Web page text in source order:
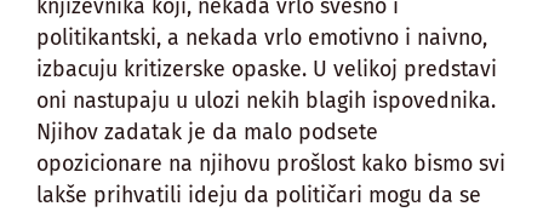
književnika koji, nekada vrlo svesno i
politikantski, a nekada vrlo emotivno i naivno,
izbacuju kritizerske opaske. U velikoj predstavi
oni nastupaju u ulozi nekih blagih ispovednika.
Njihov zadatak je da malo podsete
opozicionare na njihovu prošlost kako bismo svi
lakše prihvatili ideju da političari mogu da se